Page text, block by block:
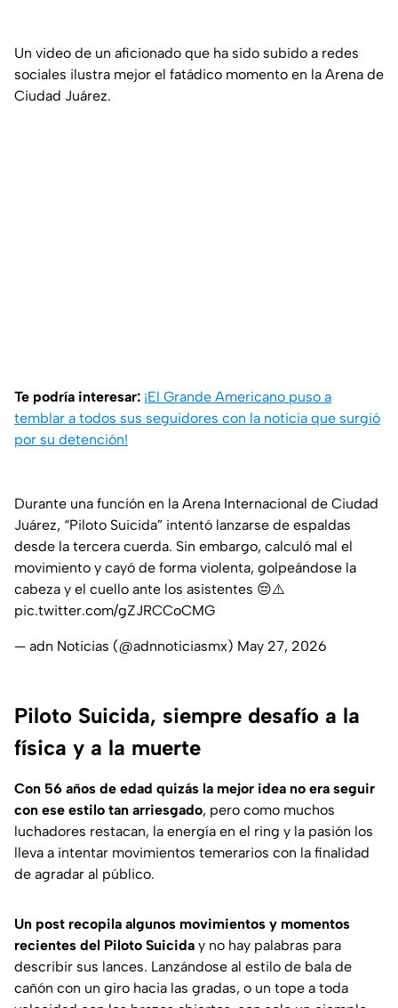
Un video de un aficionado que ha sido subido a redes
sociales ilustra mejor el fatádico momento en la Arena de
Ciudad Juárez.
Te podría interesar: ¡El Grande Americano puso a
temblar a todos sus seguidores con la noticia que surgió
por su detención!
Durante una función en la Arena Internacional de Ciudad
Juárez, “Piloto Suicida” intentó lanzarse de espaldas
desde la tercera cuerda. Sin embargo, calculó mal el
movimiento y cayó de forma violenta, golpeándose la
cabeza y el cuello ante los asistentes 😔⚠️
pic.twitter.com/gZJRCCoCMG
— adn Noticias (@adnnoticiasmx) May 27, 2026
Piloto Suicida, siempre desafío a la
física y a la muerte
Con 56 años de edad quizás la mejor idea no era seguir
con ese estilo tan arriesgado, pero como muchos
luchadores restacan, la energía en el ring y la pasión los
lleva a intentar movimientos temerarios con la finalidad
de agradar al público.
Un post recopila algunos movimientos y momentos
recientes del Piloto Suicida y no hay palabras para
describir sus lances. Lanzándose al estilo de bala de
cañón con un giro hacia las gradas, o un tope a toda